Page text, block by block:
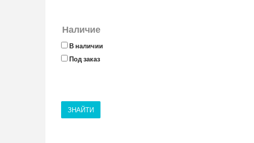
Наличие
В наличии
Под заказ